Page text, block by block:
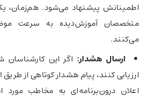
اطمینانش پیشنهاد می‌شود. هم‌زمان،
متخصصان آموزش‌دیده به سرعت
می‌کنند.
ارسال هشدار: اگر این کارشناسان
ارزیابی کنند، پیام هشدار کوتاهی از طریق
اعلان درون‌برنامه‌ای به مخاطب مورد